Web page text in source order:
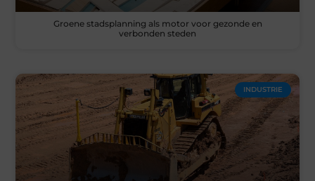
Groene stadsplanning als motor voor gezonde en
verbonden steden
INDUSTRIE